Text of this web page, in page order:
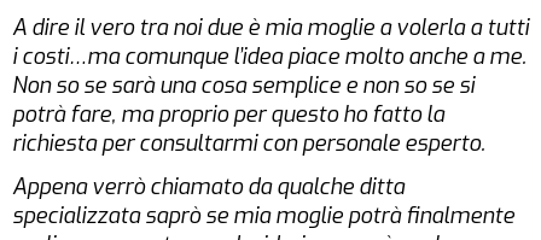
A dire il vero tra noi due è mia moglie a volerla a tutti
i costi…ma comunque l’idea piace molto anche a me.
Non so se sarà una cosa semplice e non so se si
potrà fare, ma proprio per questo ho fatto la
richiesta per consultarmi con personale esperto.
Appena verrò chiamato da qualche ditta
specializzata saprò se mia moglie potrà finalmente